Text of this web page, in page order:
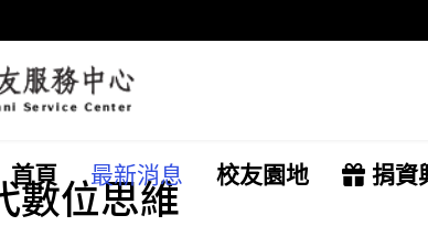
首頁 最新消息 校友園地 捐資
數位思維